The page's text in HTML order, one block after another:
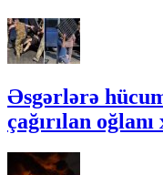
Əsgərlərə
çağırılan